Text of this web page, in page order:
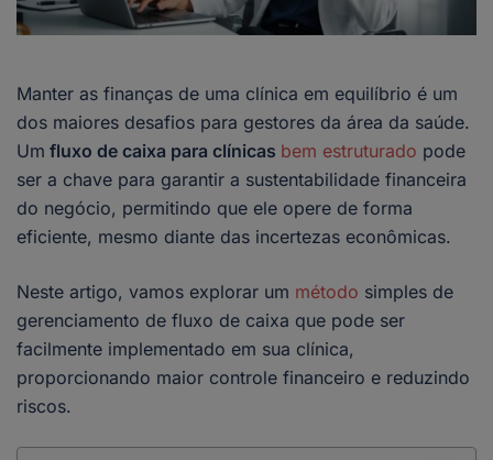
Manter as finanças de uma clínica em equilíbrio é um
dos maiores desafios para gestores da área da saúde.
Um fluxo de caixa para clínicas bem estruturado pode
ser a chave para garantir a sustentabilidade financeira
do negócio, permitindo que ele opere de forma
eficiente, mesmo diante das incertezas econômicas.
Neste artigo, vamos explorar um método simples de
gerenciamento de fluxo de caixa que pode ser
facilmente implementado em sua clínica,
proporcionando maior controle financeiro e reduzindo
riscos.